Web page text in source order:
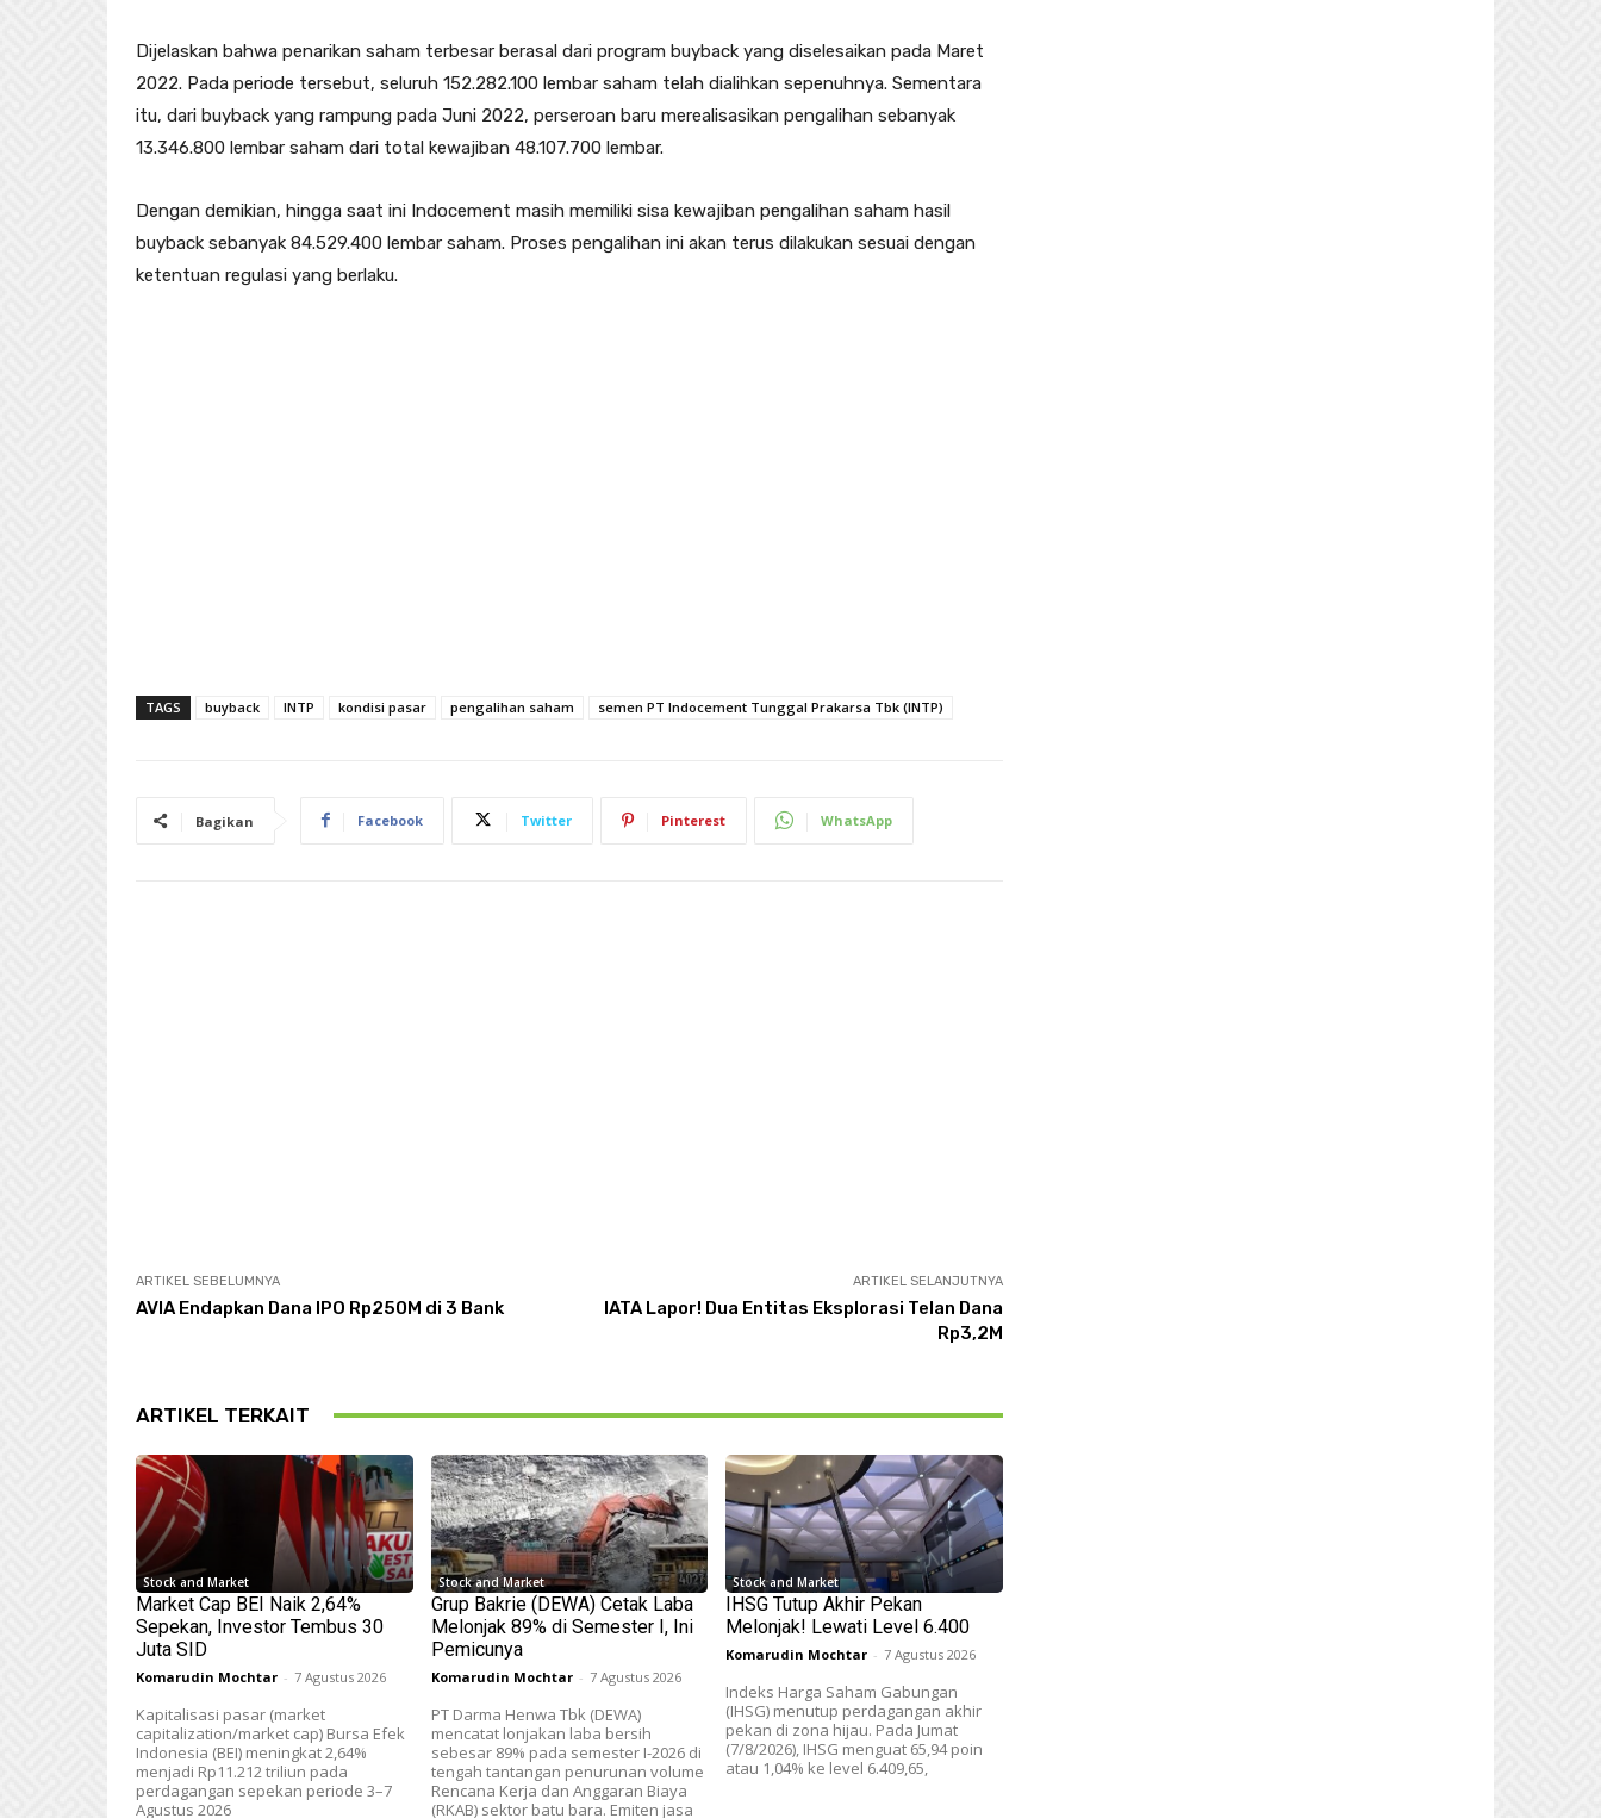
Dijelaskan bahwa penarikan saham terbesar berasal dari program buyback yang diselesaikan pada Maret
2022. Pada periode tersebut, seluruh 152.282.100 lembar saham telah dialihkan sepenuhnya. Sementara
itu, dari buyback yang rampung pada Juni 2022, perseroan baru merealisasikan pengalihan sebanyak
13.346.800 lembar saham dari total kewajiban 48.107.700 lembar.
Dengan demikian, hingga saat ini Indocement masih memiliki sisa kewajiban pengalihan saham hasil
buyback sebanyak 84.529.400 lembar saham. Proses pengalihan ini akan terus dilakukan sesuai dengan
ketentuan regulasi yang berlaku.
TAGS buyback INTP kondisi pasar pengalihan saham semen PT Indocement Tunggal Prakarsa Tbk (INTP)
Bagikan Facebook Twitter Pinterest WhatsApp
ARTIKEL SEBELUMNYA
AVIA Endapkan Dana IPO Rp250M di 3 Bank
ARTIKEL SELANJUTNYA
IATA Lapor! Dua Entitas Eksplorasi Telan Dana
Rp3,2M
ARTIKEL TERKAIT
Stock and Market
Market Cap BEI Naik 2,64%
Sepekan, Investor Tembus 30
Juta SID
Komarudin Mochtar - 7 Agustus 2026
Kapitalisasi pasar (market
capitalization/market cap) Bursa Efek
Indonesia (BEI) meningkat 2,64%
menjadi Rp11.212 triliun pada
perdagangan sepekan periode 3–7
Agustus 2026
Stock and Market
Grup Bakrie (DEWA) Cetak Laba
Melonjak 89% di Semester I, Ini
Pemicunya
Komarudin Mochtar - 7 Agustus 2026
PT Darma Henwa Tbk (DEWA)
mencatat lonjakan laba bersih
sebesar 89% pada semester I-2026 di
tengah tantangan penurunan volume
Rencana Kerja dan Anggaran Biaya
(RKAB) sektor batu bara. Emiten jasa
Stock and Market
IHSG Tutup Akhir Pekan
Melonjak! Lewati Level 6.400
Komarudin Mochtar - 7 Agustus 2026
Indeks Harga Saham Gabungan
(IHSG) menutup perdagangan akhir
pekan di zona hijau. Pada Jumat
(7/8/2026), IHSG menguat 65,94 poin
atau 1,04% ke level 6.409,65,